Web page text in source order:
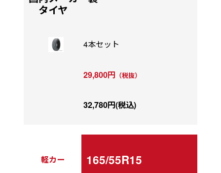
タイヤ
4本セット
29,800円 （税抜）
32,780円(税込)
軽カー 165/55R15